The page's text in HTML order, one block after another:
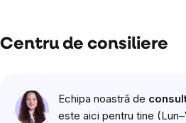
Centru de consiliere
Echipa noastră de
este aici pentru tine